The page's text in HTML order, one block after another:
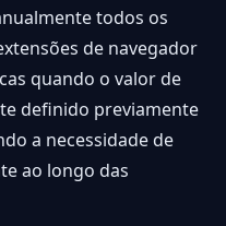
todos os
de navegador
quando o valor de
definido previamente
a necessidade de
ao longo das